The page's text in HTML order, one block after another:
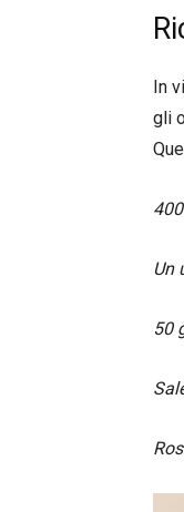
In
gli
Un
50